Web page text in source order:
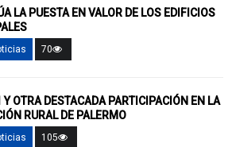
LA PUESTA EN VALOR DE LOS EDIFICIOS
70
Y OTRA DESTACADA PARTICIPACIÓN EN LA
RURAL DE PALERMO
105